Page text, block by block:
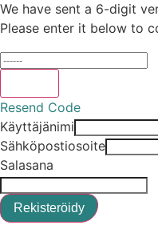
We have sent a 6-digit
Please enter it below to
Resend Code
Käyttäjänimi
Sähköpostiosoite
Salasana
Rekisteröidy